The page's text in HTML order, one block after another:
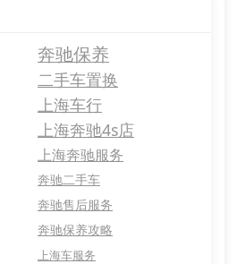
奔驰保养
二手车置换
上海车行
上海奔驰4s店
上海奔驰服务
奔驰二手车
奔驰售后服务
奔驰保养攻略
上海车服务